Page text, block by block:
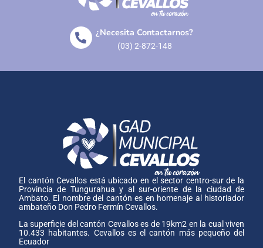
¿Necesita Contactarnos?
(03) 2-872-148
El cantón Cevallos está ubicado en el sector centro-sur de la
Provincia de Tungurahua y al sur-oriente de la ciudad de
Ambato. El nombre del cantón es en homenaje al historiador
ambateño Don Pedro Fermín Cevallos.
La superficie del cantón Cevallos es de 19km2 en la cual viven
10.433 habitantes. Cevallos es el cantón más pequeño del
Ecuador